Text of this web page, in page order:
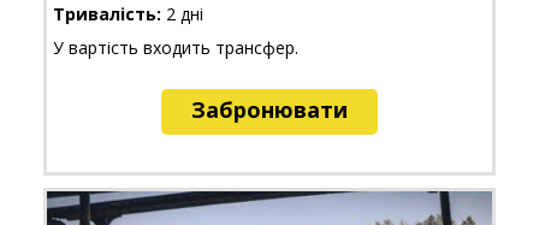
Тривалість: 2 дні
У вартість входить трансфер.
Забронювати